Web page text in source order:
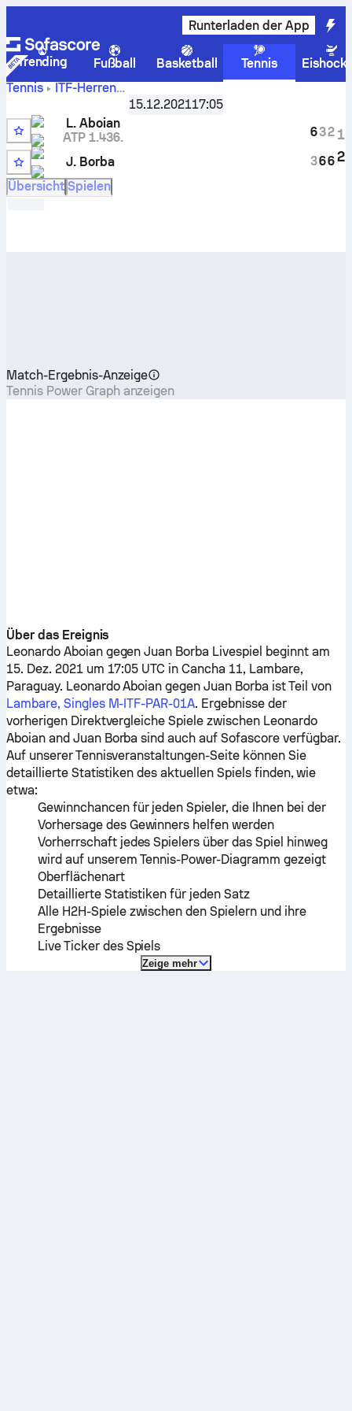
Runterladen der App
Trending Fußball Basketball Tennis
Tennis
ITF-Herren
Lambare, Singles M-ITF-PAR-01A,Letzten 32
Punktestand und H2H-Ergebnisse für
gegen
Juan Borba
15.12.202117:05
4
L. Aboian
ATP 1.436.
WC
J. Borba
6
3
3
6
2
6
1
2
Übersicht Spielen
Match-Ergebnis-Anzeige
Tennis Power Graph anzeigen
Über das Ereignis
Leonardo AboiangegenJuan Borba Livespiel beginnt am
15. Dez. 2021 um 17:05 UTC in Cancha 11, Lambare,
Paraguay. Leonardo Aboian gegenJuan Borba ist Teil von
Lambare, Singles M-ITF-PAR-01A. Ergebnisse der
vorherigen Direktvergleiche Spiele zwischen Leonardo
Aboianand Juan Borba sind auch auf Sofascore verfügbar.
Auf unserer Tennisveranstaltungen-Seite können Sie
detaillierte Statistiken des aktuellen Spiels finden, wie
etwa:
Gewinnchancen für jeden Spieler, die Ihnen bei der
Vorhersage des Gewinners helfen werden
Vorherrschaft jedes Spielers über das Spiel hinweg
wird auf unserem Tennis-Power-Diagramm gezeigt
Oberflächenart
Detaillierte Statistiken für jeden Satz
Alle H2H-Spiele zwischen den Spielern und ihre
Ergebnisse
Live Ticker des Spiels
Zeige mehr